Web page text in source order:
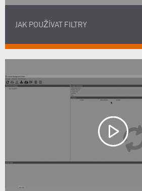
JAK POUŽÍVAT FILTRY